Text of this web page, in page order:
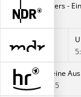
4:50
4:55